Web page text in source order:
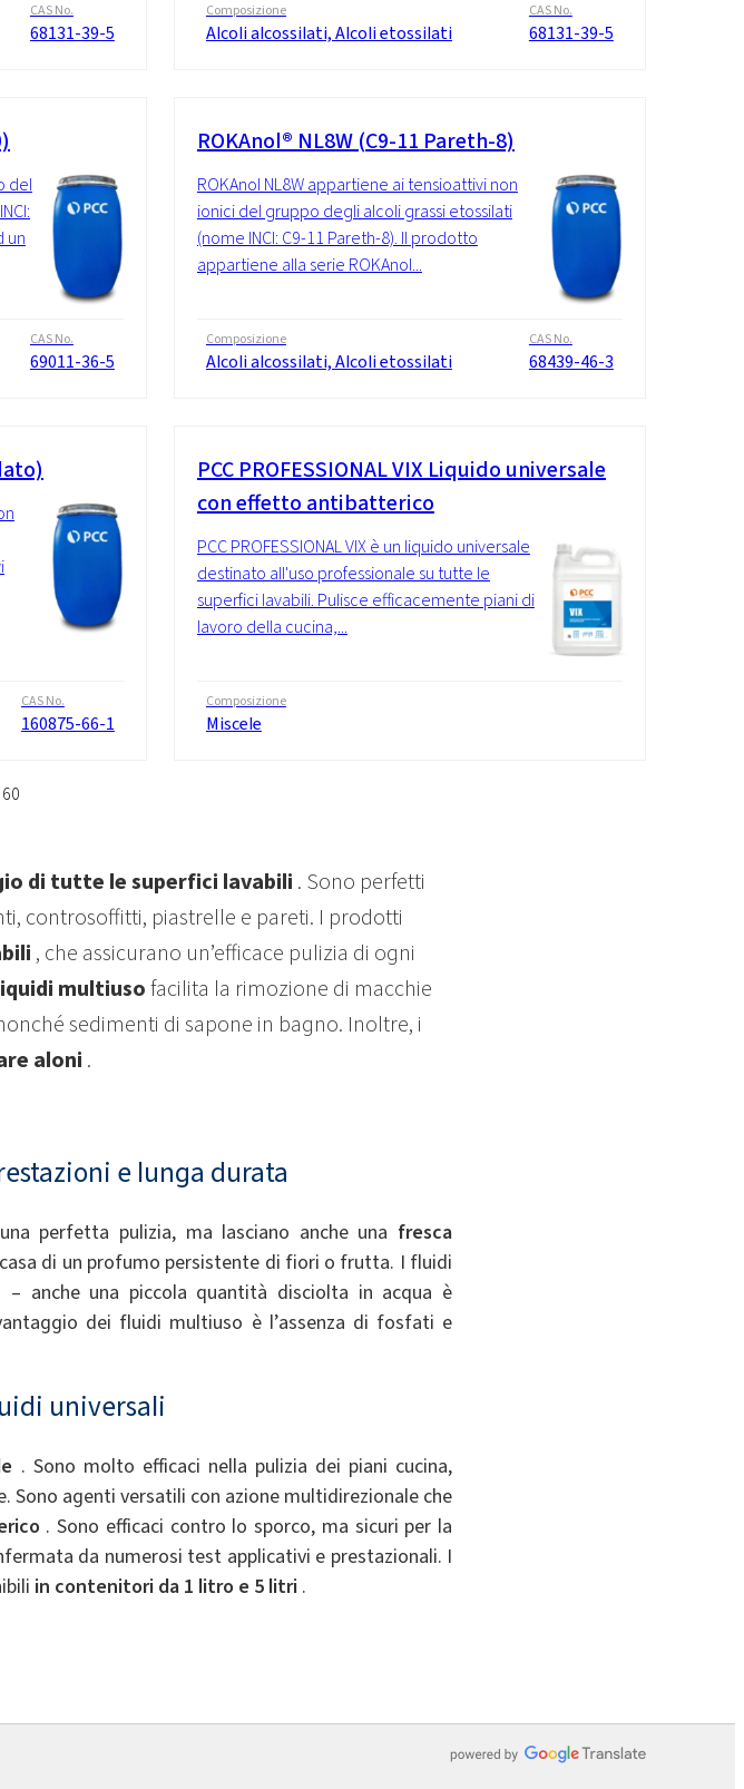
CAS No.
68131-39-5
Composizione
Alcoli alcossilati, Alcoli etossilati
CAS No.
68131-39-5
del
un
CAS No.
69011-36-5
ROKAnol® NL8W (C9-11 Pareth-8)
ROKAnol NL8W appartiene ai tensioattivi non
ionici del gruppo degli alcoli grassi etossilati
(nome INCI: C9-11 Pareth-8). Il prodotto
appartiene alla serie ROKAnol...
Composizione
Alcoli alcossilati, Alcoli etossilati
CAS No.
68439-46-3
CAS No.
160875-66-1
PCC PROFESSIONAL VIX Liquido universale
con effetto antibatterico
PCC PROFESSIONAL VIX è un liquido universale
destinato all'uso professionale su tutte le
superfici lavabili. Pulisce efficacemente piani di
lavoro della cucina,...
Composizione
Miscele
60
di tutte le superfici lavabili . Sono perfetti
controsoffitti, piastrelle e pareti. I prodotti
, che assicurano un’efficace pulizia di ogni
multiusofacilita la rimozione di macchie
sedimenti di sapone in bagno. Inoltre, i
aloni .
e lunga durata
perfetta pulizia, ma lasciano anche una fresca
di un profumo persistente di fiori o frutta. I fluidi
– anche una piccola quantità disciolta in acqua è
dei fluidi multiuso è l’assenza di fosfati e
universali
. Sono molto efficaci nella pulizia dei piani cucina,
Sono agenti versatili con azione multidirezionale che
. Sono efficaci contro lo sporco, ma sicuri per la
da numerosi test applicativi e prestazionali. I
in contenitori da 1 litro e 5 litri .